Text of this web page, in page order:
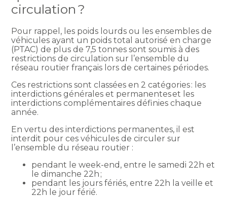
circulation ?
Pour rappel, les poids lourds ou les ensembles de
véhicules ayant un poids total autorisé en charge
(PTAC) de plus de 7,5 tonnes sont soumis à des
restrictions de circulation sur l’ensemble du
réseau routier français lors de certaines périodes.
Ces restrictions sont classées en 2 catégories : les
interdictions générales et permanentes et les
interdictions complémentaires définies chaque
année.
En vertu des interdictions permanentes, il est
interdit pour ces véhicules de circuler sur
l’ensemble du réseau routier :
pendant le week-end, entre le samedi 22h et
le dimanche 22h ;
pendant les jours fériés, entre 22h la veille et
22h le jour férié.